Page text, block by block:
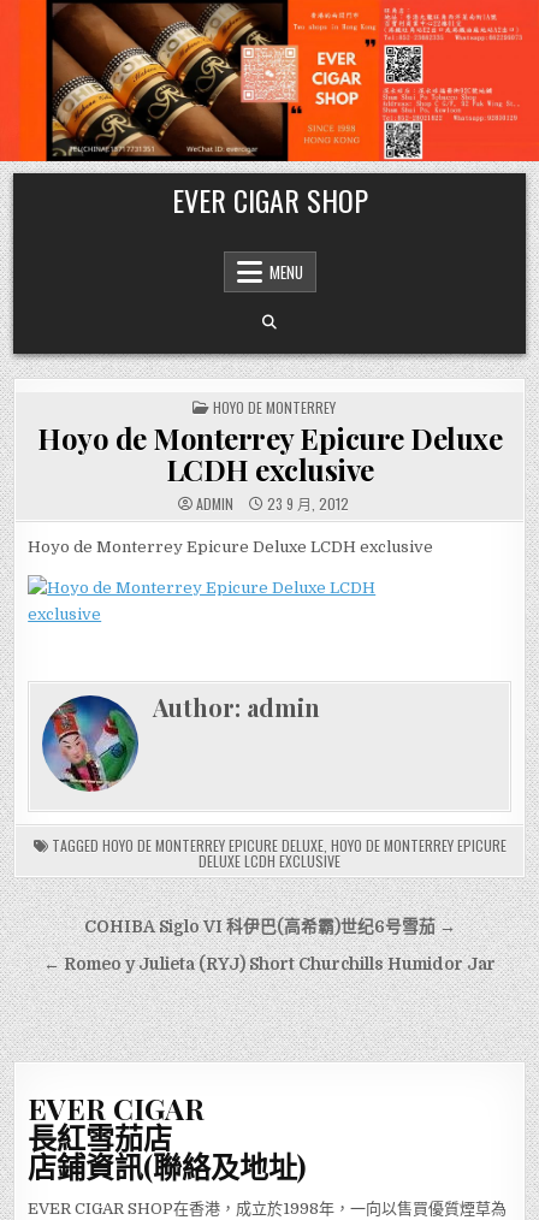
Skip
to
content
EVER CIGAR SHOP
MENU
POSTED
IN
HOYO DE MONTERREY
Hoyo de Monterrey Epicure Deluxe
LCDH exclusive
ADMIN 23 9 月, 2012
Hoyo de Monterrey Epicure Deluxe LCDH exclusive
Author: admin
TAGGED HOYO DE MONTERREY EPICURE DELUXE, HOYO DE MONTERREY EPICURE
DELUXE LCDH EXCLUSIVE
文
章
導
覽
COHIBA Siglo VI 科伊巴(高希霸)世纪6号雪茄 →
← Romeo y Julieta (RYJ) Short Churchills Humidor Jar
EVER CIGAR
長紅雪茄店
店鋪資訊(聯絡及地址)
EVER CIGAR SHOP在香港，成立於1998年，一向以售買優質煙草為